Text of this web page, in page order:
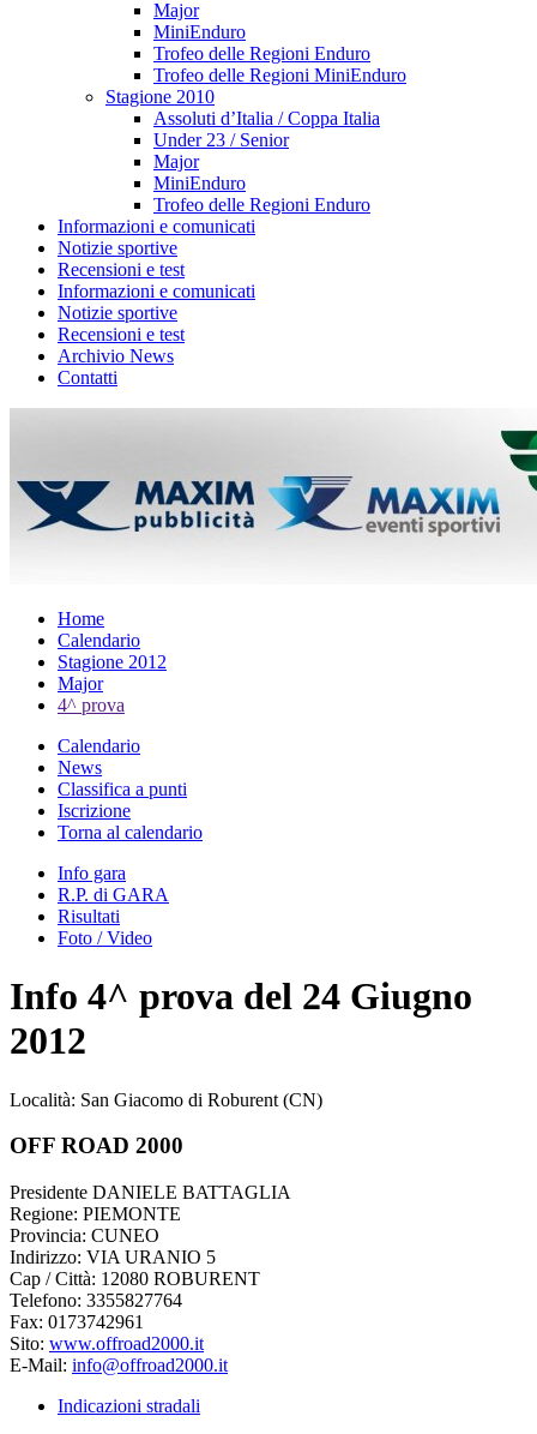
Major
MiniEnduro
Trofeo delle Regioni Enduro
Trofeo delle Regioni MiniEnduro
Stagione 2010
Assoluti d’Italia / Coppa Italia
Under 23 / Senior
Major
MiniEnduro
Trofeo delle Regioni Enduro
Informazioni e comunicati
Notizie sportive
Recensioni e test
Informazioni e comunicati
Notizie sportive
Recensioni e test
Archivio News
Contatti
Home
Calendario
Stagione 2012
Major
4^ prova
Calendario
News
Classifica a punti
Iscrizione
Torna al calendario
Info gara
R.P. di GARA
Risultati
Foto / Video
Info 4^ prova del 24 Giugno
2012
Località: San Giacomo di Roburent (CN)
OFF ROAD 2000
Presidente DANIELE BATTAGLIA
Regione: PIEMONTE
Provincia: CUNEO
Indirizzo: VIA URANIO 5
Cap / Città: 12080 ROBURENT
Telefono: 3355827764
Fax: 0173742961
Sito: www.offroad2000.it
E-Mail: info@offroad2000.it
Indicazioni stradali